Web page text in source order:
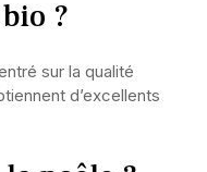
?
sur la qualité
d’excellents